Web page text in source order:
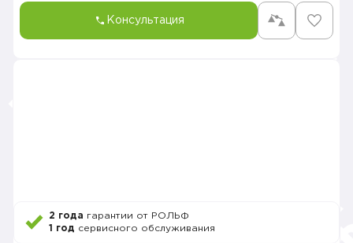
Консультация
2 года гарантии от РОЛЬФ
1 год сервисного обслуживания